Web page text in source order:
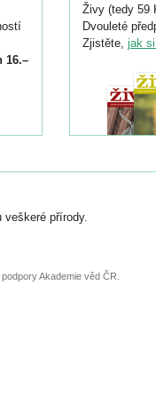
16.–
Živy (tedy 59
Dvouleté
Zjistěte, jak
přírody.
Akademie věd ČR.